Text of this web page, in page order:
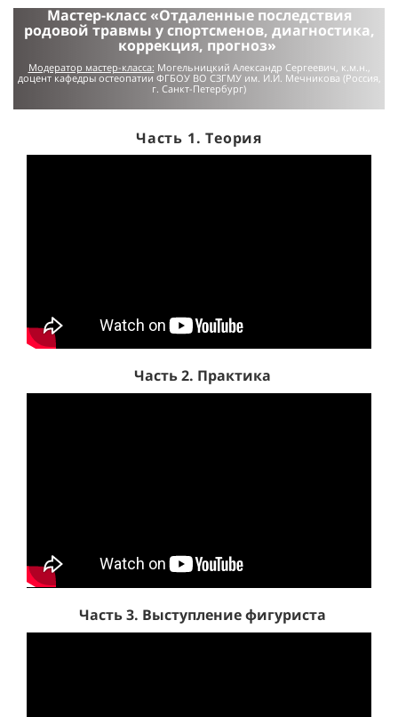
Мастер-класс «Отдаленные последствия
родовой травмы у спортсменов, диагностика,
коррекция, прогноз»
Модератор мастер-класса: Могельницкий Александр Сергеевич, к.м.н.,
доцент кафедры остеопатииФГБОУ ВО СЗГМУ им. И.И. Мечникова (Россия,
г. Санкт-Петербург)
Часть 1. Теория
Часть 2. Практика
Часть 3. Выступление фигуриста